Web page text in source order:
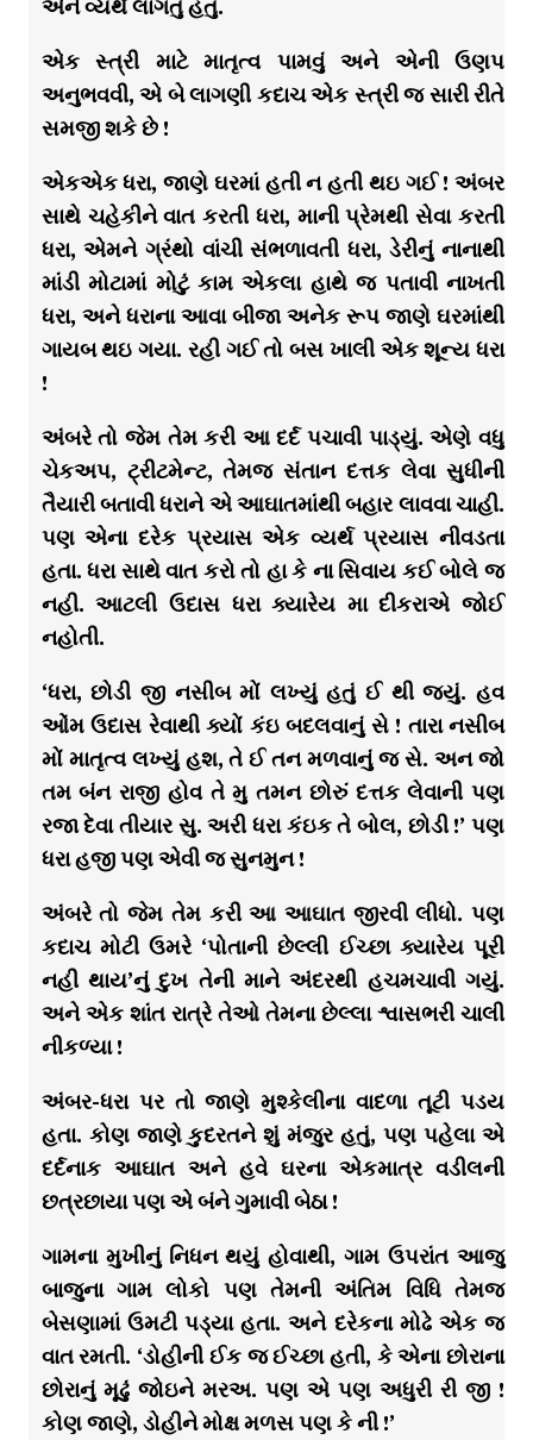
એને વ્યર્થ લાગતું હતું.
એક સ્ત્રી માટે માતૃત્વ પામવું અને એની ઉણપ
અનુભવવી, એ બે લાગણી કદાચ એક સ્ત્રી જ સારી રીતે
સમજી શકે છે !
એકએક ધરા, જાણે ઘરમાં હતી ન હતી થઇ ગઈ ! અંબર
સાથે ચહેકીને વાત કરતી ધરા, માની પ્રેમથી સેવા કરતી
ધરા, એમને ગ્રંથો વાંચી સંભળાવતી ધરા, ડેરીનું નાનાથી
માંડી મોટામાં મોટું કામ એકલા હાથે જ પતાવી નાખતી
ધરા, અને ધરાના આવા બીજા અનેક રૂપ જાણે ઘરમાંથી
ગાયબ થઇ ગયા. રહી ગઈ તો બસ ખાલી એક શૂન્ય ધરા
!
અંબરે તો જેમ તેમ કરી આ દર્દ પચાવી પાડ્યું. એણે વધુ
ચેકઅપ, ટ્રીટમેન્ટ, તેમજ સંતાન દત્તક લેવા સુધીની
તૈયારી બતાવી ધરાને એ આઘાતમાંથી બહાર લાવવા ચાહી.
પણ એના દરેક પ્રયાસ એક વ્યર્થ પ્રયાસ નીવડતા
હતા. ધરા સાથે વાત કરો તો હા કે ના સિવાય કઈ બોલે જ
નહી. આટલી ઉદાસ ધરા ક્યારેય મા દીકરાએ જોઈ
નહોતી.
‘ધરા, છોડી જી નસીબ મોં લખ્યું હતું ઈ થી જયું. હવ
ઓંમ ઉદાસ રેવાથી ક્યોં કંઇ બદલવાનું સે ! તારા નસીબ
મોં માતૃત્વ લખ્યું હશ, તે ઈ તન મળવાનું જ સે. અન જો
તમ બંન રાજી હોવ તે મુ તમન છોરું દત્તક લેવાની પણ
રજા દેવા તીયાર સુ. અરી ધરા કંઇક તે બોલ, છોડી !’ પણ
ધરા હજી પણ એવી જ સુનમુન !
અંબરે તો જેમ તેમ કરી આ આઘાત જીરવી લીધો. પણ
કદાચ મોટી ઉમરે ‘પોતાની છેલ્લી ઈચ્છા ક્યારેય પૂરી
નહી થાય’નું દુખ તેની માને અંદરથી હચમચાવી ગયું.
અને એક શાંત રાત્રે તેઓ તેમના છેલ્લા શ્વાસભરી ચાલી
નીકળ્યા !
અંબર-ધરા પર તો જાણે મુશ્કેલીના વાદળા તૂટી પડય
હતા. કોણ જાણે કુદરતને શું મંજુર હતું, પણ પહેલા એ
દર્દનાક આઘાત અને હવે ઘરના એકમાત્ર વડીલની
છત્રછાયા પણ એ બંને ગુમાવી બેઠા !
ગામના મુખીનું નિધન થયું હોવાથી, ગામ ઉપરાંત આજુ
બાજુના ગામ લોકો પણ તેમની અંતિમ વિધિ તેમજ
બેસણામાં ઉમટી પડ્યા હતા. અને દરેકના મોઢે એક જ
વાત રમતી. ‘ડોહીની ઈક જ ઈચ્છા હતી, કે એના છોરાના
છોરાનું મૂઢું જોઇને મરઅ. પણ એ પણ અધુરી રી જી !
કોણ જાણે, ડોહીને મોક્ષ મળસ પણ કે ની !’